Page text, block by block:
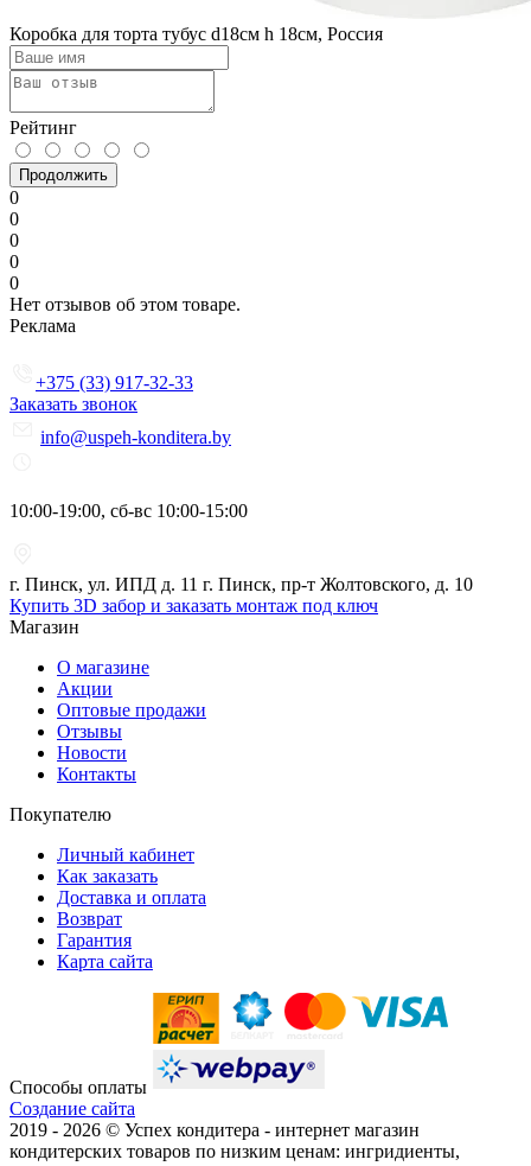
Коробка для торта тубус d18см h 18см, Россия
Рейтинг
Продолжить
0
0
0
0
0
Нет отзывов об этом товаре.
Реклама
+375 (33) 917-32-33
Заказать звонок
info@uspeh-konditera.by
10:00-19:00, сб-вс 10:00-15:00
г. Пинск, ул. ИПД д. 11 г. Пинск, пр-т Жолтовского, д. 10
Купить 3D забор и заказать монтаж под ключ
Магазин
О магазине
Акции
Оптовые продажи
Отзывы
Новости
Контакты
Покупателю
Личный кабинет
Как заказать
Доставка и оплата
Возврат
Гарантия
Карта сайта
Способы оплаты
Создание сайта
2019 - 2026 © Успех кондитера - интернет магазин
кондитерских товаров по низким ценам: ингридиенты,